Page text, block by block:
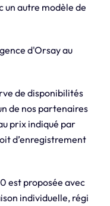
un autre modèle de
d'Orsay au
de disponibilités
de nos partenaires
prix indiqué par
d’enregistrement
est proposée avec
individuelle, régi